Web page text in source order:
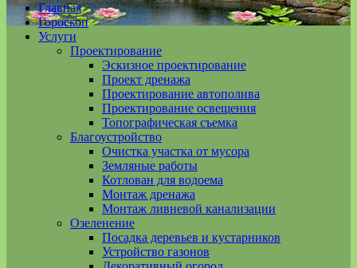
Главная
Гороскоп
Услуги
Проектирование
Эскизное проектирование
Проект дренажа
Проектирование автополива
Проектирование освещения
Топографическая съемка
Благоустройство
Очистка участка от мусора
Земляные работы
Котлован для водоема
Монтаж дренажа
Монтаж ливневой канализации
Озеленение
Посадка деревьев и кустарников
Устройство газонов